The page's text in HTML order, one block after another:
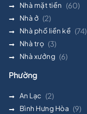
Nhà mặt tiền (60)
Nhà ở (2)
Nhà phố liền kề (74)
Nhà trọ (3)
Nhà xưởng (6)
Phường
An Lạc (2)
Bình Hưng Hòa (9)